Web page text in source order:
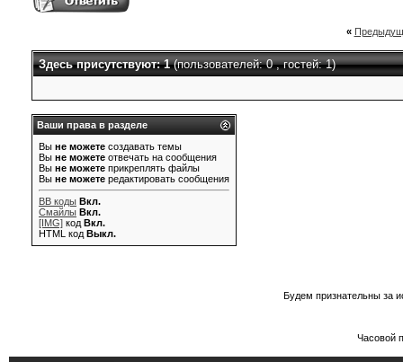
«
Здесь присутствуют: 1(пользователей: 0 , гостей: 1)
Ваши права в разделе
Вы не можете создавать темы
Вы не можете отвечать на сообщения
Вы не можете прикреплять файлы
Вы не можете редактировать сообщения
BB коды Вкл.
Смайлы Вкл.
[IMG] код Вкл.
HTML код Выкл.
Будем признательны за
Часовой